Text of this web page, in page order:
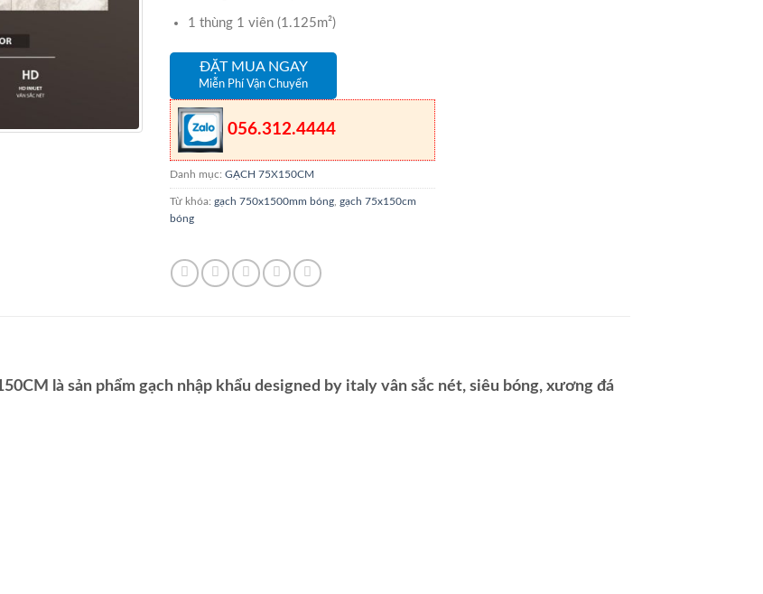
1 thùng 1 viên (1.125m²)
ĐẶT MUA NGAY
Miễn Phí Vận Chuyển
056.312.4444
Danh mục: GẠCH 75X150CM
Từ khóa: gạch 750x1500mm bóng gạch 75x150cm
bóng
là sản phẩm gạch nhập khẩu designed by italy vân sắc nét, siêu bóng, xương đá